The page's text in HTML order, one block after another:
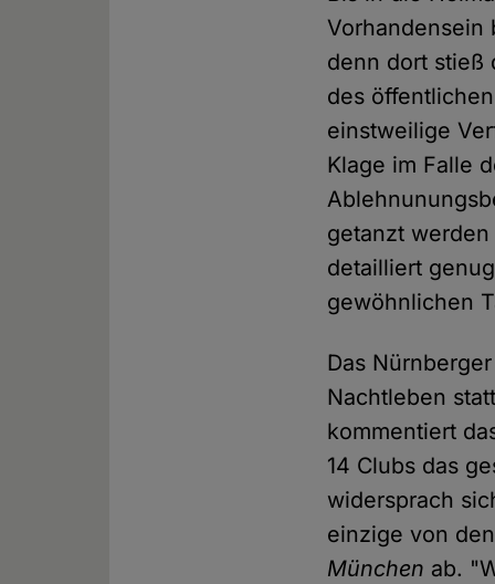
Vorhandensein
denn dort
des
einstweilige
Klage im Falle
getanzt
detailliert
gewöhnlichen
Das
Nachtleben
kommentiert
14 Clubs das
widersprach
einzige von
München ab.